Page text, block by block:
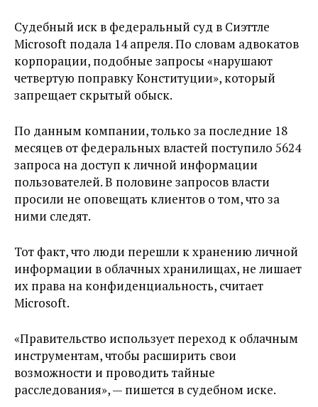
Судебный иск в федеральный суд в Сиэттле
Microsoft подала 14 апреля. По словам адвокатов
корпорации, подобные запросы «нарушают
четвертую поправку Конституции», который
запрещает скрытый обыск.
По данным компании, только за последние 18
месяцев от федеральных властей поступило 5624
запроса на доступ к личной информации
пользователей. В половине запросов власти
просили не оповещать клиентов о том, что за
ними следят.
Тот факт, что люди перешли к хранению личной
информации в облачных хранилищах, не лишает
их права на конфиденциальность, считает
Microsoft.
«Правительство использует переход к облачным
инструментам, чтобы расширить свои
возможности и проводить тайные
расследования», — пишется в судебном иске.